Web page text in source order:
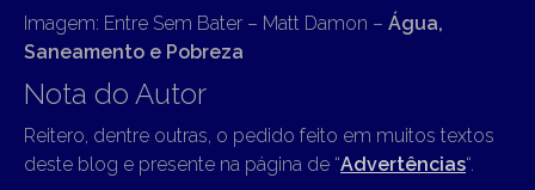
Imagem: Entre Sem Bater – Matt Damon – Água,
Saneamento e Pobreza
Nota do Autor
Reitero, dentre outras, o pedido feito em muitos textos
deste blog e presente na página de “Advertências“.